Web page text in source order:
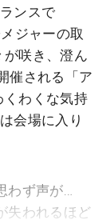
ンスで
ジャーの取
咲き、澄ん
催される「ア
くわくな気持
会場に入り
わず声が…
失われるほど